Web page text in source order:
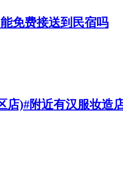
免费接送到民宿吗
店)#附近有汉服妆造